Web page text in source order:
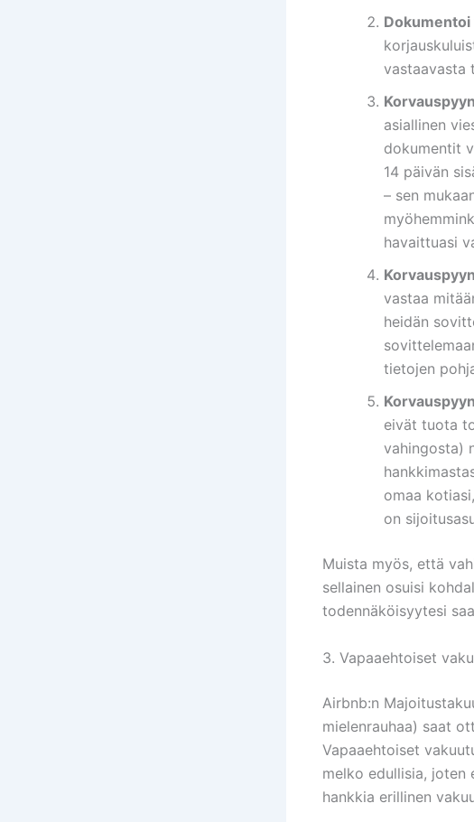
Dokumentoi
vastaavasta
asiallinen
dokumentit
14 päivän
– sen
havaittuasi
vastaa
heidän
tietojen
eivät tuota
vahingosta)
omaa
on
Muista myös, että
sellainen osuisi
todennäköisyytesi
3. Vapaaehtoiset
Airbnb:n
mielenrauhaa) saat
Vapaaehtoiset
melko edullisia, joten
hankkia erillinen